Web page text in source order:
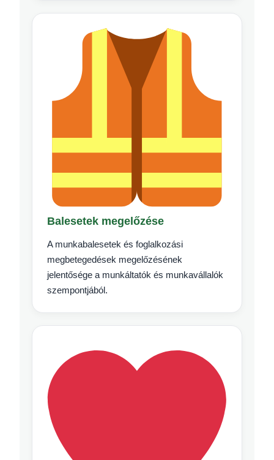
Balesetek megelőzése
A munkabalesetek és foglalkozási
megbetegedések megelőzésének
jelentősége a munkáltatók és munkavállalók
szempontjából.